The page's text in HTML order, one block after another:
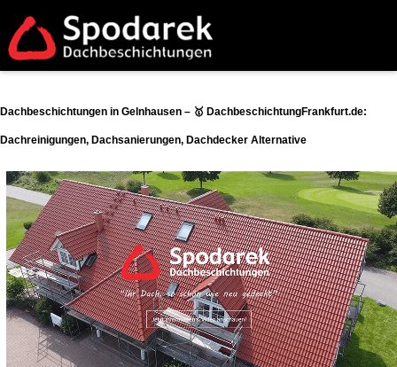
Dachbeschichtungen in Gelnhausen – 🥇 DachbeschichtungFrankfurt.de:
Dachreinigungen, Dachsanierungen, Dachdecker Alternative